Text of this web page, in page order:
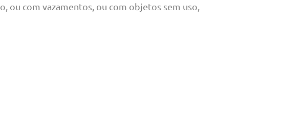
ou com vazamentos, ou com objetos sem uso,